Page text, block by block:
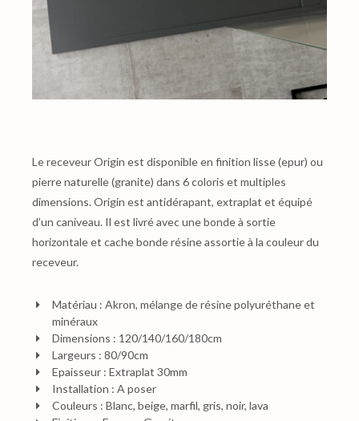
Le receveur Origin est disponible en finition lisse (epur) ou
pierre naturelle (granite) dans 6 coloris et multiples
dimensions. Origin est antidérapant, extraplat et équipé
d’un caniveau. Il est livré avec une bonde à sortie
horizontale et cache bonde résine assortie à la couleur du
receveur.
Matériau : Akron, mélange de résine polyuréthane et
minéraux
Dimensions : 120/140/160/180cm
Largeurs : 80/90cm
Epaisseur : Extraplat 30mm
Installation : A poser
Couleurs : Blanc, beige, marfil, gris, noir, lava